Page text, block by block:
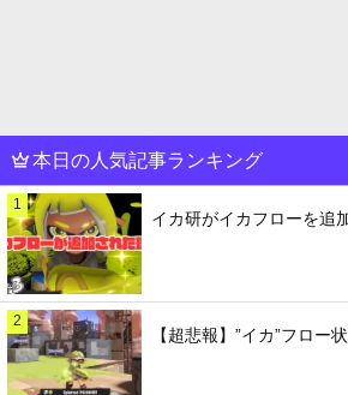
本日の人気記事ランキング
1
イカ研がイカフローを追
2
【超悲報】”イカ”フロー